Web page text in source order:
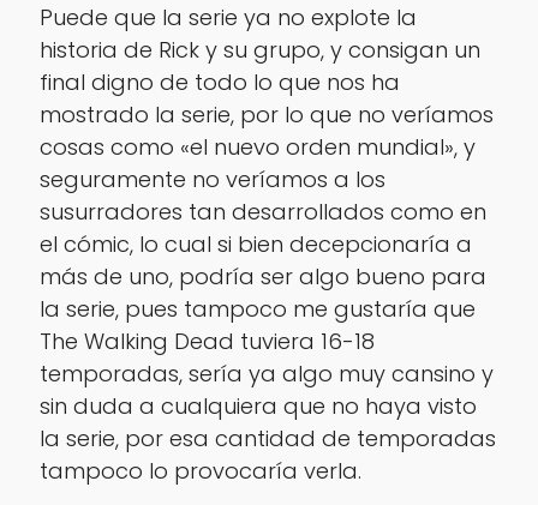
Puede que la serie ya no explote la
historia de Rick y su grupo, y consigan un
final digno de todo lo que nos ha
mostrado la serie, por lo que no veríamos
cosas como «el nuevo orden mundial», y
seguramente no veríamos a los
susurradores tan desarrollados como en
el cómic, lo cual si bien decepcionaría a
más de uno, podría ser algo bueno para
la serie, pues tampoco me gustaría que
The Walking Dead tuviera 16-18
temporadas, sería ya algo muy cansino y
sin duda a cualquiera que no haya visto
la serie, por esa cantidad de temporadas
tampoco lo provocaría verla.